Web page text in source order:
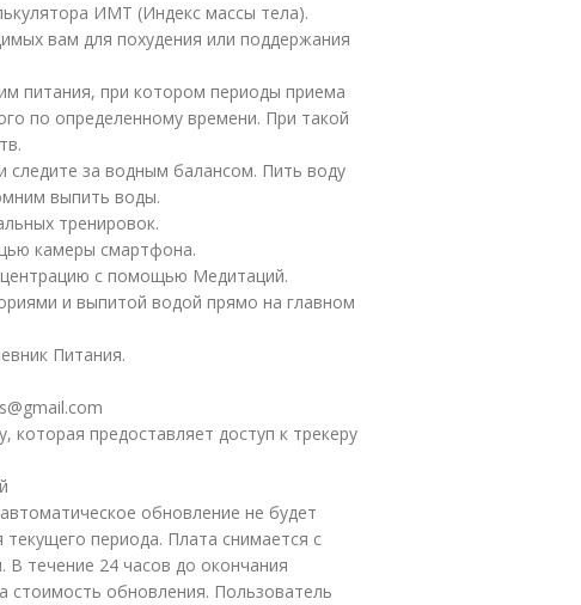
ИМТ (Индекс массы тела).
вам для похудения или поддержания
питания, при котором периоды приема
по определенному времени. При такой
следите за водным балансом. Пить воду
выпить воды.
тренировок.
камеры смартфона.
с помощью Медитаций.
и выпитой водой прямо на главном
Питания.
предоставляет доступ к трекеру
обновление не будет
периода. Плата снимается с
В течение 24 часов до окончания
стоимость обновления. Пользователь